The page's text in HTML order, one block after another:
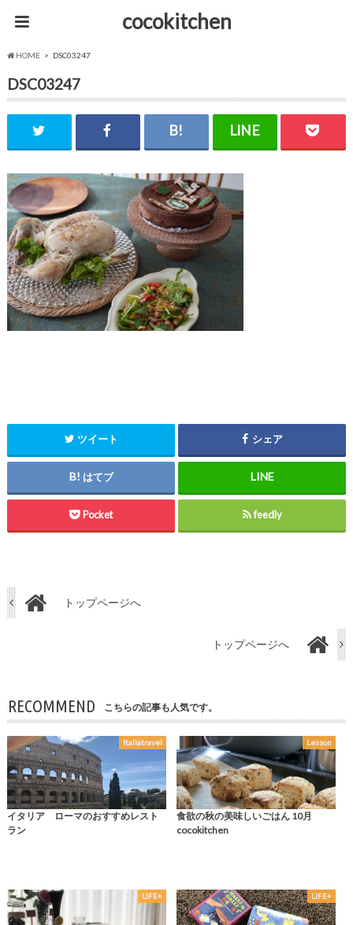
cocokitchen
HOME DSC03247
DSC03247
ツイート シェア
はてブ
Pocket feedly
トップページへ
トップページへ
RECOMMEND こちらの記事も人気です。
Italiatravel
イタリア ローマのおすすめレスト
ラン
Lesson
食欲の秋の美味しいごはん 10月
cocokitchen
LIFE+ LIFE+